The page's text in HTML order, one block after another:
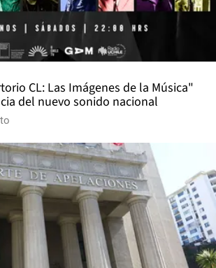
CL: Las Imágenes de la Música"
del nuevo sonido nacional